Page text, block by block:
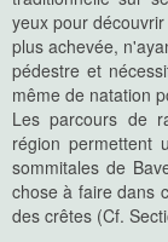
yeux pour
plus achevée,
pédestre et
même de natation
Les parcours de
région permettent
sommitales de
chose à faire dans
des crêtes (Cf.